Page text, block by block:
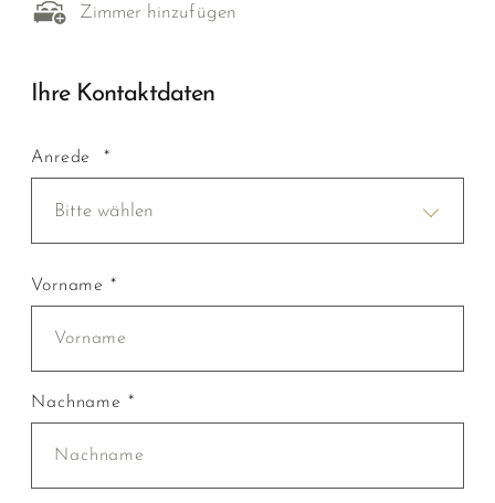
Zimmer hinzufügen
Ihre Kontaktdaten
Anrede *
Bitte wählen
Vorname *
Nachname *